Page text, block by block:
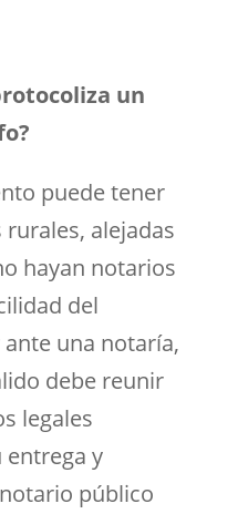
un
puede tener
alejadas
hayan notarios
del
una notaría,
debe reunir
legales
entrega y
público